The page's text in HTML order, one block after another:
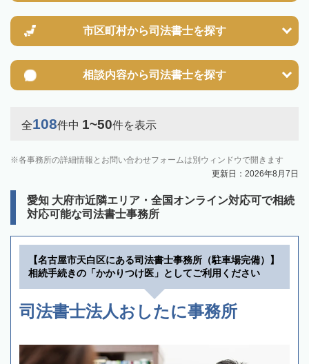
市区町村から司法書士を探す
相談内容から司法書士を探す
全108件中 1~50件を表示
各事務所の詳細情報とお問い合わせフォームは別ウィンドウで開きます
更新日：2026年8月7日
愛知 大府市近隣エリア・全国オンライン対応可で相続
対応可能な司法書士事務所
【名古屋市天白区にある司法書士事務所（駐車場完備）】
相続手続きの「かかりつけ医」としてご利用ください
司法書士法人おしたに事務所